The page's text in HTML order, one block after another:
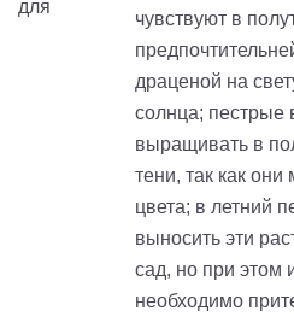
чувствуют в
драценой на
солнца; пестрые
выращивать в
тени, так как они
цвета; в летний
выносить эти
сад, но при этом
необходимо